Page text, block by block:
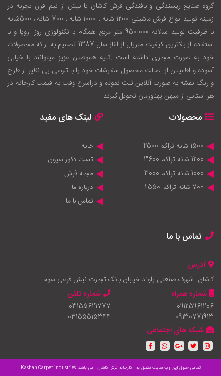
گروه صنایع ریسندگی و بافندگی فرش کاشان با بيش از نيم قرن تجربه در
زمينه توليد انواع فرش ماشینی 1200 شانه ، 1000 شانه ، 700 شانه ، 500شانه
با ظرفيت توليد سالانه 950.000 متر مربع همگام با تکنولوژی روز اروپا و با
استفاده از بالاترين کيفيت متريال از اغاز سال 1387 تصميم به ارائه محصولات
خود به صورت مجازی داشته است .کليه هموطنان عزيز ميتوانند با خيالی
آسوده و اطمينان از اصالت محصول سفارشات خود را با تنوعی بی نظير از طرح
و رنگ نقشه به صورت آنلاين ثبت نموده و دراسرع وقت به قيمت کارخانه در
هر استانی از ميهن پهناورمان تحويل گيرند.
محصولات
1500 شانه تراکم 4500
1200 شانه تراکم 3600
1000 شانه تراکم 3000
700 شانه تراکم 2550
لینک های مفید
خانه
تست دکوراسیون
مجله فرش
درباره ما
تماس با ما
تماس با ما
آدرس
کاشان- شهرک صنعتی راوند-خیابان بانک تجارت نبش فرعی سوم
شماره همراه
09125961206
09130771913
شماره تلفن
03155621777
03155515344
شبکه های اجتماعی
تمامی حقوق این وب سایت متعلق به کارخانه فرش کاشان می باشد. Kashan Carpet industries